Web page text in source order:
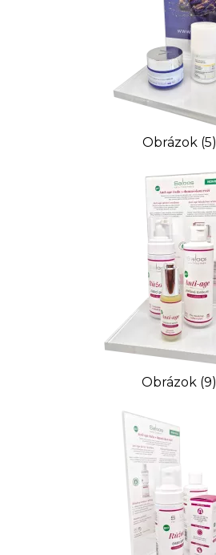
Obrázok (5)
Obrázok (9)